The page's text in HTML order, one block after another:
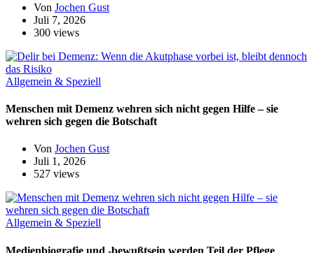
Von Jochen Gust
Juli 7, 2026
300 views
Allgemein & Speziell
Menschen mit Demenz wehren sich nicht gegen Hilfe – sie
wehren sich gegen die Botschaft
Von Jochen Gust
Juli 1, 2026
527 views
Allgemein & Speziell
Medienbiografie und -bewußtsein werden Teil der Pflege